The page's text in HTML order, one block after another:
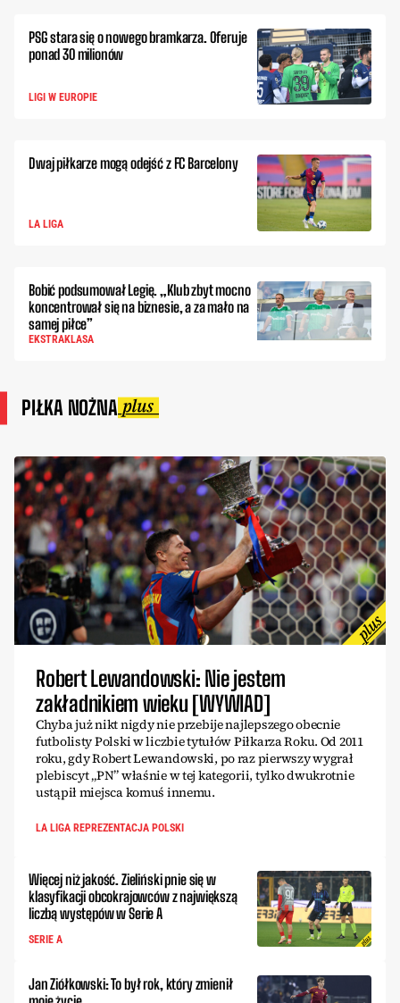
PSG stara się o nowego bramkarza. Oferuje
ponad 30 milionów
LIGI W EUROPIE
Dwaj piłkarze mogą odejść z FC Barcelony
LA LIGA
Bobić podsumował Legię. „Klub zbyt mocno
koncentrował się na biznesie, a za mało na
samej piłce”
EKSTRAKLASA
PIŁKA NOŻNA
Robert Lewandowski: Nie jestem
zakładnikiem wieku [WYWIAD]
Chyba już nikt nigdy nie przebije najlepszego obecnie
futbolisty Polski w liczbie tytułów Piłkarza Roku. Od 2011
roku, gdy Robert Lewandowski, po raz pierwszy wygrał
plebiscyt „PN” właśnie w tej kategorii, tylko dwukrotnie
ustąpił miejsca komuś innemu.
LA LIGA REPREZENTACJA POLSKI
Więcej niż jakość. Zieliński pnie się w
klasyfikacji obcokrajowców z największą
liczbą występów w Serie A
SERIE A
Jan Ziółkowski: To był rok, który zmienił